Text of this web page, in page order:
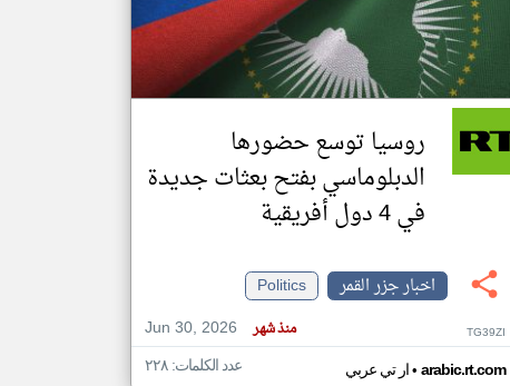
تغيير الدولة
اخبار جزر القمر على مدار الساعة
أهم اخبار جزر القمر العاجلة والمباشرة
روسيا توسع حضورها
الدبلوماسي بفتح بعثات جديدة
في 4 دول أفريقية
اخبار جزر القمر
Politics
Jun 30, 2026
منذ شهر TG39ZI
ار تي عربي• arabic.rt.com عدد الكلمات: ٢٢٨
klyoum.com